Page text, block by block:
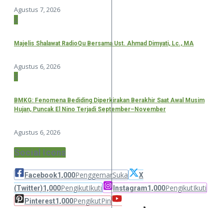
Agustus 7, 2026
2
Majelis Shalawat RadioQu Bersama Ust. Ahmad Dimyati, Lc., MA
Agustus 6, 2026
3
BMKG: Fenomena Bediding Diperkirakan Berakhir Saat Awal Musim
Hujan, Puncak El Nino Terjadi September–November
Agustus 6, 2026
Social Icons
Facebook1,000PenggemarSuka
X
(Twitter)1,000PengikutIkuti Instagram1,000PengikutIkuti
Pinterest1,000PengikutPin